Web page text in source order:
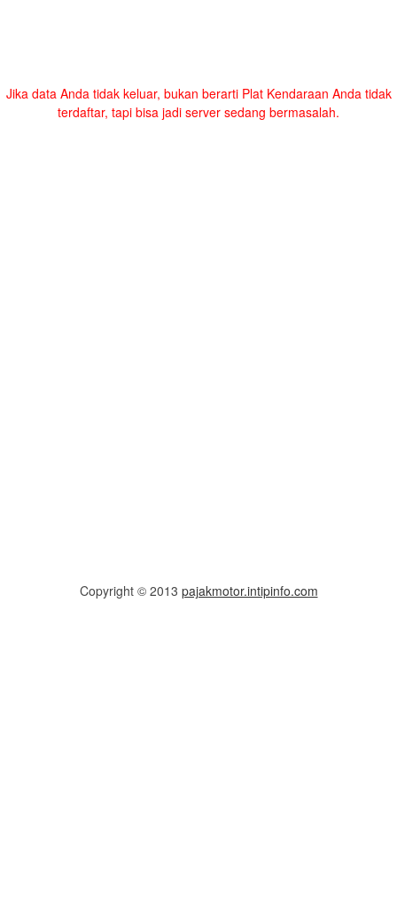
Jika data Anda tidak keluar, bukan berarti Plat Kendaraan Anda tidak
terdaftar, tapi bisa jadi server sedang bermasalah.
Copyright © 2013 pajakmotor.intipinfo.com